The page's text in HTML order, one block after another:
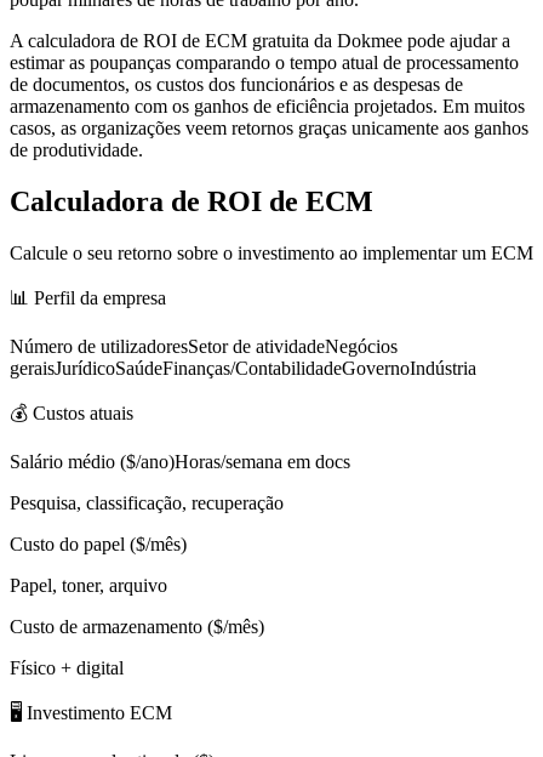
A calculadora de ROI de ECM gratuita da Dokmee pode ajudar a
estimar as poupanças comparando o tempo atual de processamento
de documentos, os custos dos funcionários e as despesas de
armazenamento com os ganhos de eficiência projetados. Em muitos
casos, as organizações veem retornos graças unicamente aos ganhos
de produtividade.
Calculadora de ROI de ECM
Calcule o seu retorno sobre o investimento ao implementar um ECM
📊 Perfil da empresa
Número de utilizadoresSetor de atividadeNegócios
geraisJurídicoSaúdeFinanças/ContabilidadeGovernoIndústria
💰 Custos atuais
Salário médio ($/ano)Horas/semana em docs
Pesquisa, classificação, recuperação
Custo do papel ($/mês)
Papel, toner, arquivo
Custo de armazenamento ($/mês)
Físico + digital
🖥️ Investimento ECM